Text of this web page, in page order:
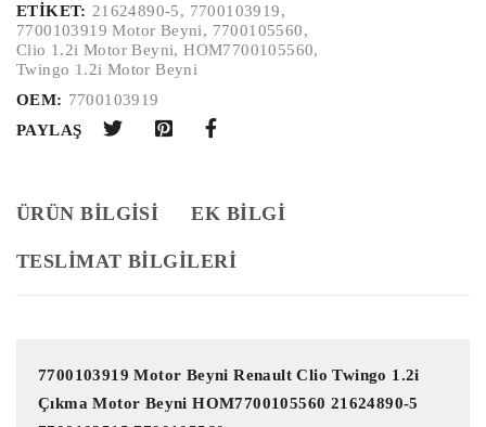
ETIKET: 21624890-5, 7700103919,
7700103919 Motor Beyni, 7700105560,
Clio 1.2i Motor Beyni,HOM7700105560,
Twingo 1.2i Motor Beyni
OEM: 7700103919
PAYLAŞ
ÜRÜN BILGISI EK BILGI
TESLİMAT BİLGİLERİ
7700103919 Motor Beyni Renault Clio Twingo 1.2i
Çıkma Motor Beyni HOM7700105560 21624890-5